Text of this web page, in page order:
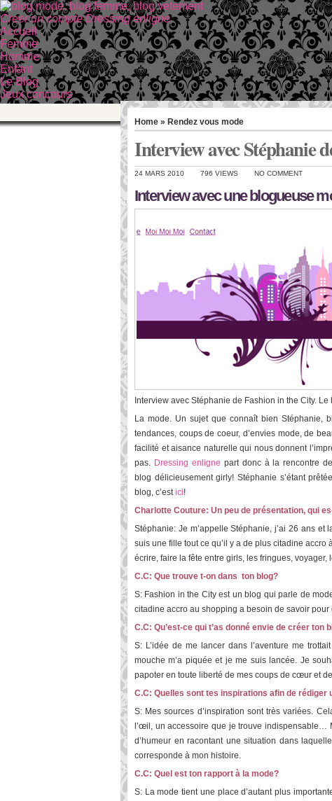
Creer un compte Dressing enligne
Accueil
Femme
Homme
Enfant
Le Blog
Jeux concours
Home » Rendez vous mode
Interview avec Stéphanie
24 MARS 2010 796 VIEWS NO COMMENT
Interview avec une blogueuse
Interview avec Stéphanie de Fashion in the City.
La mode. Un sujet que connaît bien Stéphanie,
tendances, coups de coeur, d’envies mode, de
facilité et aisance naturelle qui nous donnent
pas. Dressing enligne part donc à la rencontre
blog délicieusement girly! Stéphanie s’étant
blog, c’estici!
Charlotte Couture: Un peu de présentation, qui
Stéphanie: Je m’appelle Stéphanie, j’ai 26 ans
suis une fille tout ce qu’il y a de plus citadine
écrire, faire la fête entre girls, les fringues, voyager,
C.C: Que trouve t-on dans ton blog?
S: Fashion in the City est un blog qui parle de
citadine accro au shopping a besoin de savoir
C.C: Qu’est-ce qui t’as donné envie de créer ton
S: L’idée de me lancer dans l’aventure me
mouche m’a piquée et je me suis lancée. Je
papoter en toute liberté de mes coups de cœur et
C.C: Quelles sont tes inspirations afin de rédiger
S: Mes sources d’inspiration sont très variées.
l’œil, un accessoire que je trouve indispensable…
d’humeur en racontant une situation dans
corresponde à mon histoire.
C.C: Quel est ton rapport à la mode?
S: La mode tient une place d’autant plus